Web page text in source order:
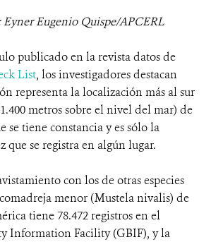
Eugenio Quispe/APCERL
publicado en la revista datos de
List, los investigadores destacan
representa la localización más al sur
metros sobre el nivel del mar) de
se tiene constancia y es sólo la
que se registra en algún lugar.
con los de otras especies
menor (Mustela nivalis) de
tiene 78.472 registros en el
Information Facility (GBIF), y la